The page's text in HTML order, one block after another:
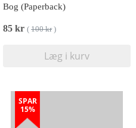
Bog (Paperback)
85 kr ( 100 kr)
Læg i kurv
SPAR
15%